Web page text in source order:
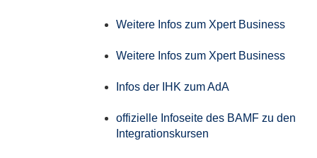
Weitere Infos zum Xpert Business
Weitere Infos zum Xpert Business
Infos der IHK zum AdA
offizielle Infoseite des BAMF zu den
Integrationskursen